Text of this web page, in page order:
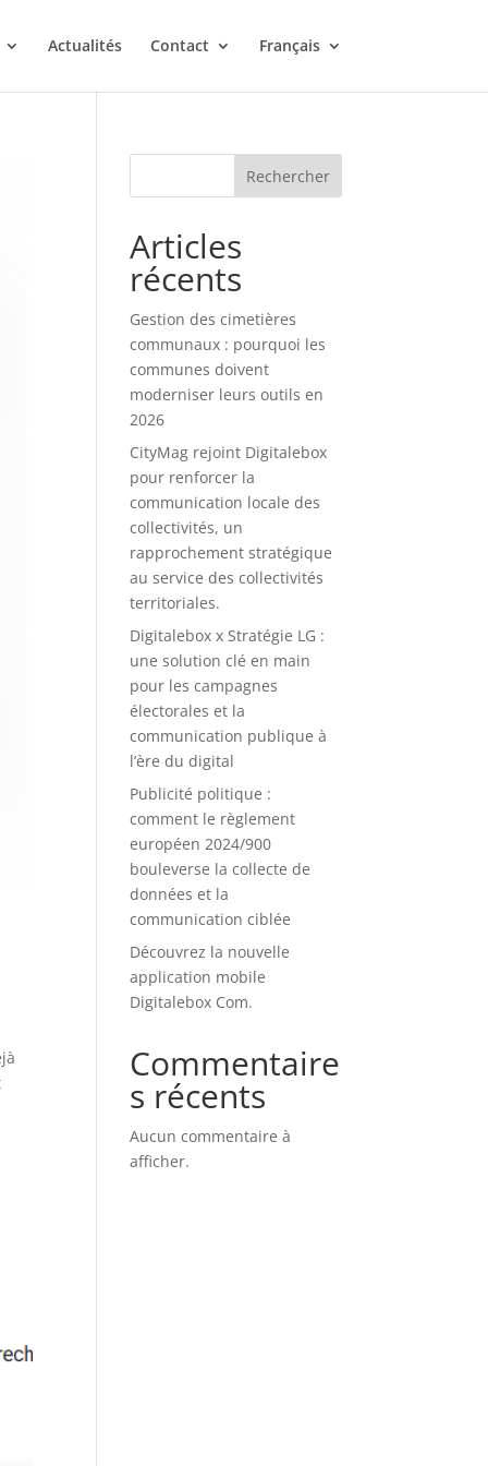
Actualités Contact Français
Rechercher
Articles
récents
Gestion des cimetières
communaux : pourquoi les
communes doivent
moderniser leurs outils en
2026
CityMag rejoint Digitalebox
pour renforcer la
communication locale des
collectivités, un
rapprochement stratégique
au service des collectivités
territoriales.
Digitalebox x Stratégie LG :
une solution clé en main
pour les campagnes
électorales et la
communication publique à
l’ère du digital
Publicité politique :
comment le règlement
européen 2024/900
bouleverse la collecte de
données et la
communication ciblée
Découvrez la nouvelle
application mobile
Digitalebox Com.
Commentaire
s récents
Aucun commentaire à
afficher.